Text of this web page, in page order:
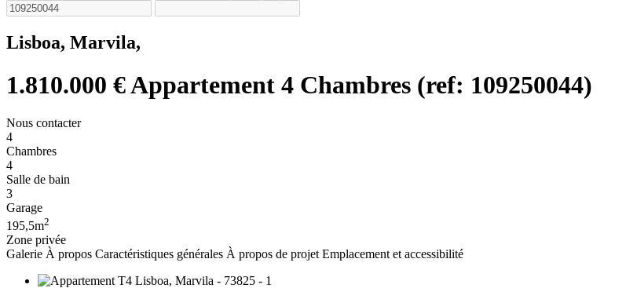
Lisboa, Marvila,
1.810.000 €Appartement 4 Chambres (ref: 109250044)
Nous contacter
4
Chambres
4
Salle de bain
3
Garage
195,5m2
Zone privée
Galerie À propos Caractéristiques générales À propos de projet Emplacement et accessibilité